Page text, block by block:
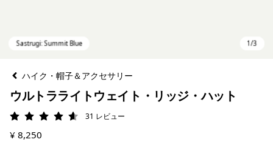
ハイク・帽子＆アクセサリー
ウルトラライトウェイト・リッジ・ハット
評価: 4.6 / 5
31 レビュー
¥ 8,250